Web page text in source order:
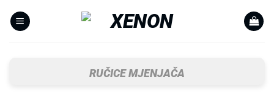
RUČICE MJENJAČA